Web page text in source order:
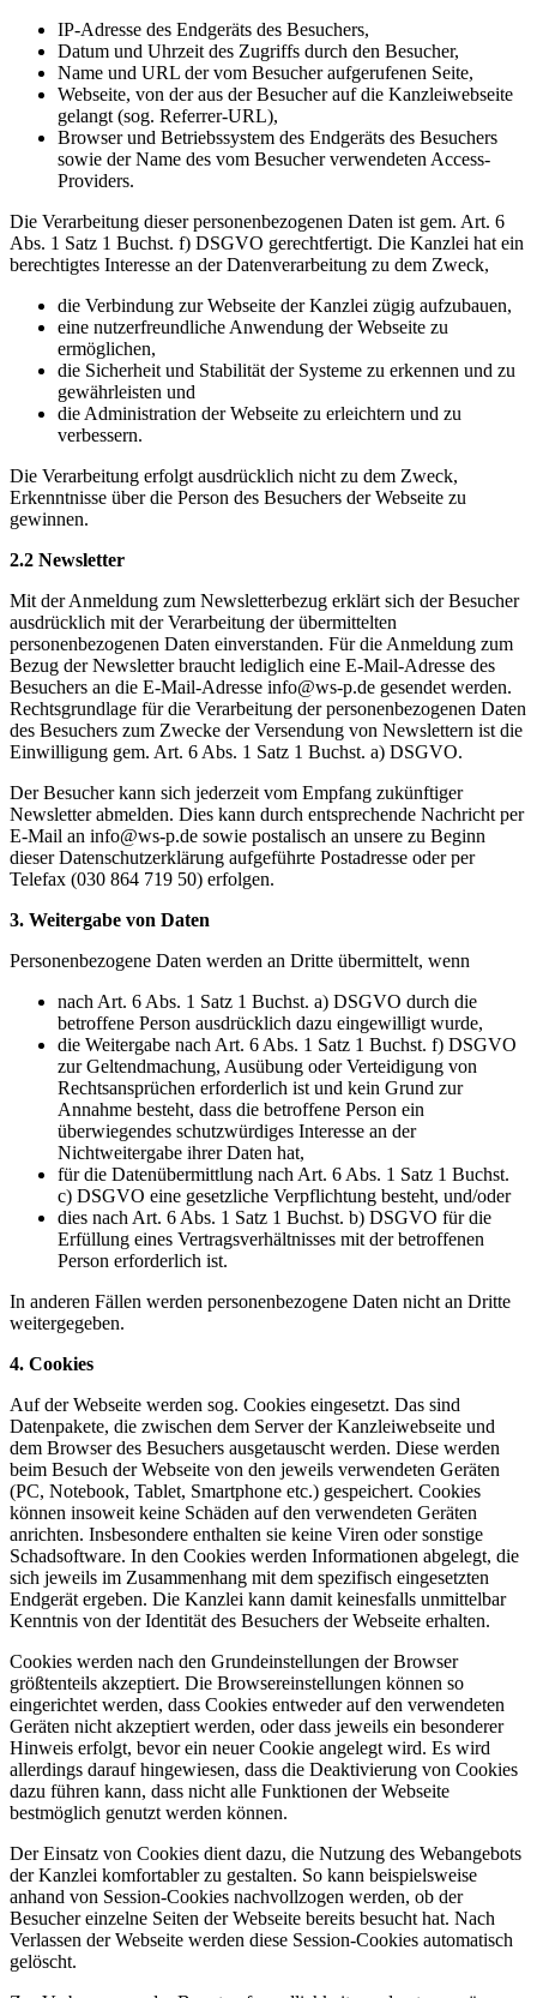
IP-Adresse des Endgeräts des Besuchers,
Datum und Uhrzeit des Zugriffs durch den Besucher,
Name und URL der vom Besucher aufgerufenen Seite,
Webseite, von der aus der Besucher auf die Kanzleiwebseite
gelangt (sog. Referrer-URL),
Browser und Betriebssystem des Endgeräts des Besuchers
sowie der Name des vom Besucher verwendeten Access-
Providers.
Die Verarbeitung dieser personenbezogenen Daten ist gem. Art. 6
Abs. 1 Satz 1 Buchst. f) DSGVO gerechtfertigt. Die Kanzlei hat ein
berechtigtes Interesse an der Datenverarbeitung zu dem Zweck,
die Verbindung zur Webseite der Kanzlei zügig aufzubauen,
eine nutzerfreundliche Anwendung der Webseite zu
ermöglichen,
die Sicherheit und Stabilität der Systeme zu erkennen und zu
gewährleisten und
die Administration der Webseite zu erleichtern und zu
verbessern.
Die Verarbeitung erfolgt ausdrücklich nicht zu dem Zweck,
Erkenntnisse über die Person des Besuchers der Webseite zu
gewinnen.
2.2 Newsletter
Mit der Anmeldung zum Newsletterbezug erklärt sich der Besucher
ausdrücklich mit der Verarbeitung der übermittelten
personenbezogenen Daten einverstanden. Für die Anmeldung zum
Bezug der Newsletter braucht lediglich eine E-Mail-Adresse des
Besuchers an die E-Mail-Adresse info@ws-p.de gesendet werden.
Rechtsgrundlage für die Verarbeitung der personenbezogenen Daten
des Besuchers zum Zwecke der Versendung von Newslettern ist die
Einwilligung gem. Art. 6 Abs. 1 Satz 1 Buchst. a) DSGVO.
Der Besucher kann sich jederzeit vom Empfang zukünftiger
Newsletter abmelden. Dies kann durch entsprechende Nachricht per
E-Mail an info@ws-p.de sowie postalisch an unsere zu Beginn
dieser Datenschutzerklärung aufgeführte Postadresse oder per
Telefax (030 864 719 50) erfolgen.
3. Weitergabe von Daten
Personenbezogene Daten werden an Dritte übermittelt, wenn
nach Art. 6 Abs. 1 Satz 1 Buchst. a) DSGVO durch die
betroffene Person ausdrücklich dazu eingewilligt wurde,
die Weitergabe nach Art. 6 Abs. 1 Satz 1 Buchst. f) DSGVO
zur Geltendmachung, Ausübung oder Verteidigung von
Rechtsansprüchen erforderlich ist und kein Grund zur
Annahme besteht, dass die betroffene Person ein
überwiegendes schutzwürdiges Interesse an der
Nichtweitergabe ihrer Daten hat,
für die Datenübermittlung nach Art. 6 Abs. 1 Satz 1 Buchst.
c) DSGVO eine gesetzliche Verpflichtung besteht, und/oder
dies nach Art. 6 Abs. 1 Satz 1 Buchst. b) DSGVO für die
Erfüllung eines Vertragsverhältnisses mit der betroffenen
Person erforderlich ist.
In anderen Fällen werden personenbezogene Daten nicht an Dritte
weitergegeben.
4. Cookies
Auf der Webseite werden sog. Cookies eingesetzt. Das sind
Datenpakete, die zwischen dem Server der Kanzleiwebseite und
dem Browser des Besuchers ausgetauscht werden. Diese werden
beim Besuch der Webseite von den jeweils verwendeten Geräten
(PC, Notebook, Tablet, Smartphone etc.) gespeichert. Cookies
können insoweit keine Schäden auf den verwendeten Geräten
anrichten. Insbesondere enthalten sie keine Viren oder sonstige
Schadsoftware. In den Cookies werden Informationen abgelegt, die
sich jeweils im Zusammenhang mit dem spezifisch eingesetzten
Endgerät ergeben. Die Kanzlei kann damit keinesfalls unmittelbar
Kenntnis von der Identität des Besuchers der Webseite erhalten.
Cookies werden nach den Grundeinstellungen der Browser
größtenteils akzeptiert. Die Browsereinstellungen können so
eingerichtet werden, dass Cookies entweder auf den verwendeten
Geräten nicht akzeptiert werden, oder dass jeweils ein besonderer
Hinweis erfolgt, bevor ein neuer Cookie angelegt wird. Es wird
allerdings darauf hingewiesen, dass die Deaktivierung von Cookies
dazu führen kann, dass nicht alle Funktionen der Webseite
bestmöglich genutzt werden können.
Der Einsatz von Cookies dient dazu, die Nutzung des Webangebots
der Kanzlei komfortabler zu gestalten. So kann beispielsweise
anhand von Session-Cookies nachvollzogen werden, ob der
Besucher einzelne Seiten der Webseite bereits besucht hat. Nach
Verlassen der Webseite werden diese Session-Cookies automatisch
gelöscht.